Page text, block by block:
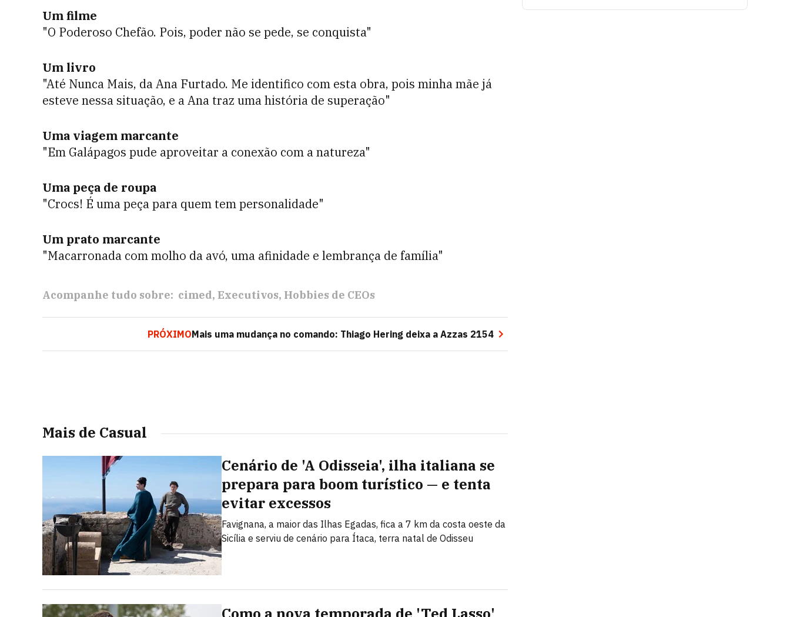
Um filme
"O Poderoso Chefão. Pois, poder não se pede, se conquista"
Um livro
"Até Nunca Mais, da Ana Furtado. Me identifico com esta obra, pois minha mãe já
esteve nessa situação, e a Ana traz uma história de superação"
Uma viagem marcante
"Em Galápagos pude aproveitar a conexão com a natureza"
Uma peça de roupa
"Crocs! É uma peça para quem tem personalidade"
Um prato marcante
"Macarronada com molho da avó, uma afinidade e lembrança de família"
Acompanhe tudo sobre: cimed Executivos Hobbies de CEOs
PRÓXIMOMais uma mudança no comando: Thiago Hering deixa a Azzas 2154
Mais de Casual
Cenário de 'A Odisseia', ilha italiana se
prepara para boom turístico — e tenta
evitar excessos
Favignana, a maior das Ilhas Egadas, fica a 7 km da costa oeste da
Sicília e serviu de cenário para Ítaca, terra natal de Odisseu